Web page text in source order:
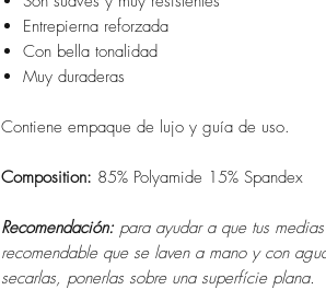
Entrepierna reforzada
Con bella tonalidad
Muy duraderas
Contiene empaque de lujo y guía de uso.
Composition: 85% Polyamide 15% Spandex
Recomendación: para ayudar a que tus
recomendable que se laven a mano y con
secarlas, ponerlas sobre una superfície plana.